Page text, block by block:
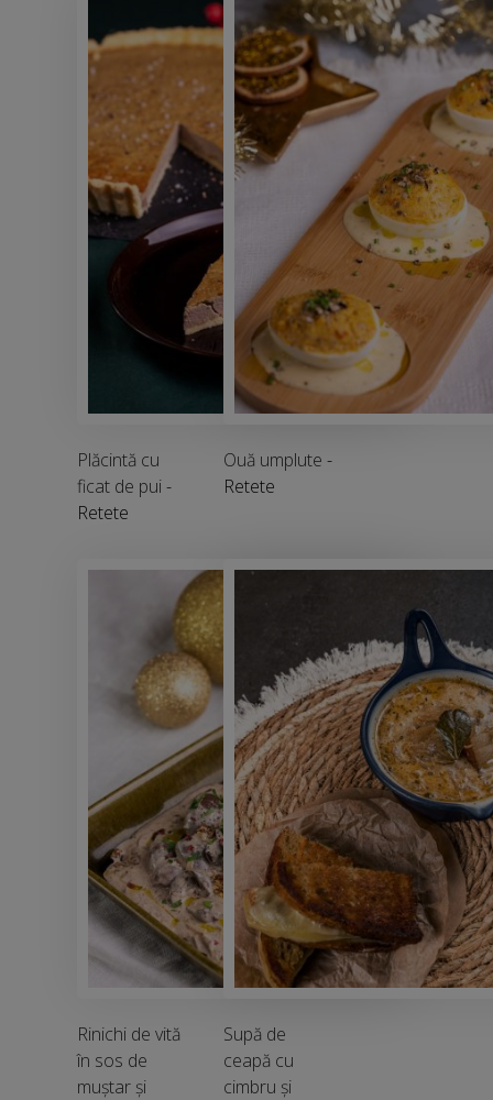
Plăcintă cu
ficat de pui-
Retete
Ouă umplute -
Retete
Rinichi de vită
în sos de
muștar și
Supă de
ceapă cu
cimbru și